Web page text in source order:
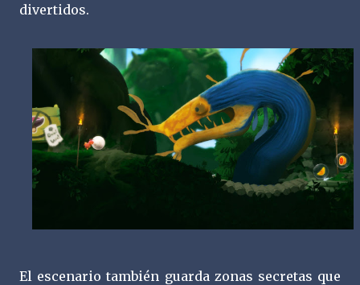
divertidos.
El escenario también guarda zonas secretas que